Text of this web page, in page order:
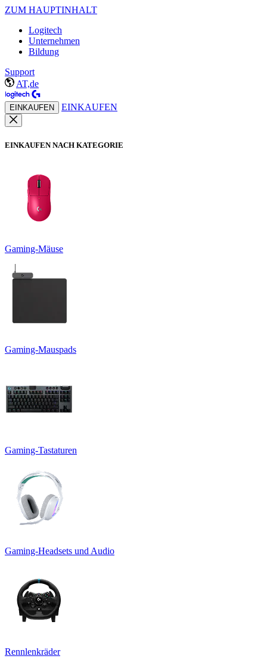
ZUM HAUPTINHALT
Logitech
Unternehmen
Bildung
Support
AT,de
EINKAUFEN EINKAUFEN
EINKAUFEN NACH KATEGORIE
Gaming-Mäuse
Gaming-Mauspads
Gaming-Tastaturen
Gaming-Headsets und Audio
Rennlenkräder